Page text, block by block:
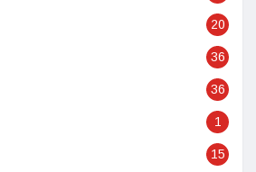
20
36
36
1
15